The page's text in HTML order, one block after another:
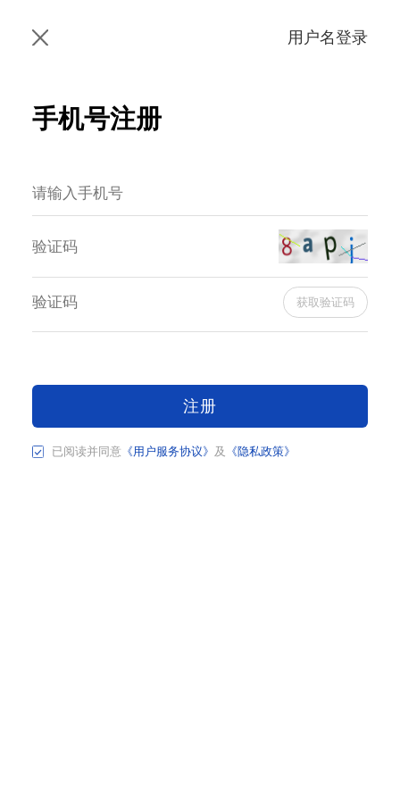
用户名登录
手机号注册
获取验证码
注册
已阅读并同意 《用户服务协议》 及 《隐私政策》